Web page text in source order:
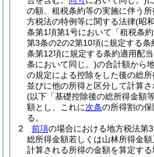
の額、租税条約等の実施に伴う
方税法の特例等に関する法律(昭
条第1項第1号において「租税条
第3条の2の2第10項に規定する条
条第12項に規定する条約適用配
条において同じ。)の合計額から
の規定による控除をした後の総
並びに他の所得と区分して計算
(以下「基礎控除後の総所得金額
額とし、これに次条の所得割の
る。
2
前項の場合における地方税法第
総所得金額若しくは山林所得金
計算される所得の金額を算定す